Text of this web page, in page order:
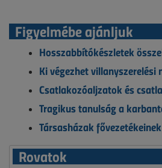
Figyelmébe ajánljuk
Hosszabbítókészletek
Ki végezhet villanyszerelési
Csatlakozóaljzatok és
Tragikus tanulság a
Társasházak
Rovatok